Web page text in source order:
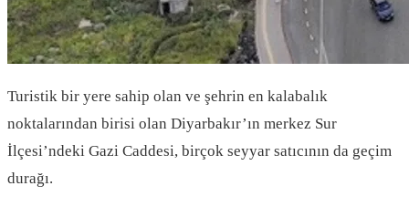
Turistik bir yere sahip olan ve şehrin en kalabalık
noktalarından birisi olan Diyarbakır’ın merkez Sur
İlçesi’ndeki Gazi Caddesi, birçok seyyar satıcının da geçim
durağı.